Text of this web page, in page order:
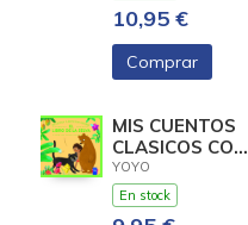
10,95 €
Comprar
MIS CUENTOS
CLASICOS CON
TEXTURAS. EL
LIBRO DE LA
YOYO
En stock